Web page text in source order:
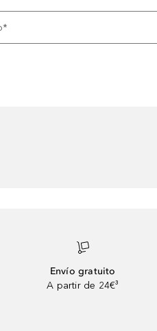
*
Envío gratuito
A partir de 24€³